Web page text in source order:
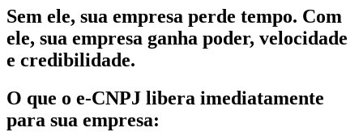
Sem ele, sua empresa perde tempo. Com
ele, sua empresa ganha poder, velocidade
e credibilidade.
O que o e-CNPJ libera imediatamente
para sua empresa: